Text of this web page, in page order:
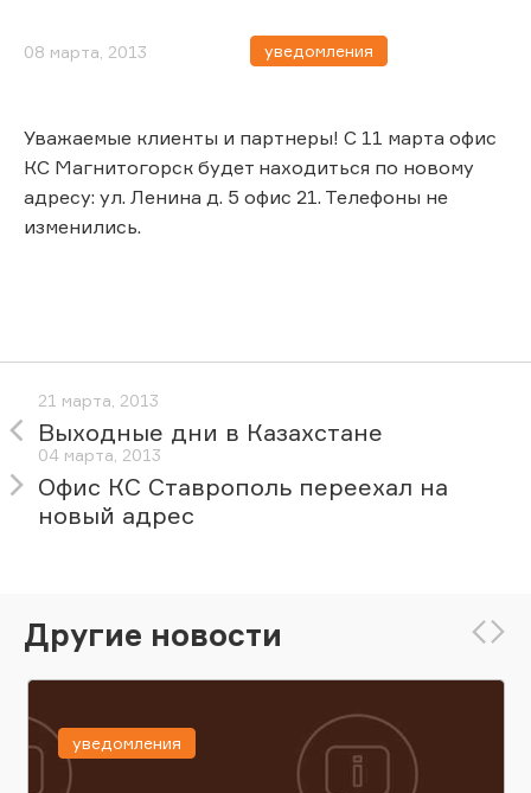
08 марта, 2013 уведомления
Уважаемые клиенты и партнеры! С 11 марта офис
КС Магнитогорск будет находиться по новому
адресу: ул. Ленина д. 5 офис 21. Телефоны не
изменились.
21 марта, 2013
Выходные дни в Казахстане
04 марта, 2013
Офис КС Ставрополь переехал на
новый адрес
Другие новости
уведомления